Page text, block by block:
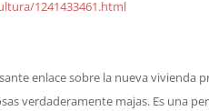
1241433461.html
enlace sobre la nueva vivienda
verdaderamente majas. Es una